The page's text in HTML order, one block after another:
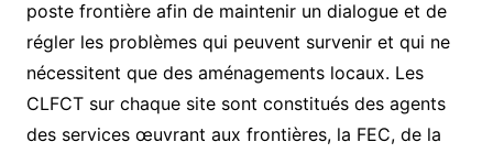
poste frontière afin de maintenir un dialogue et de
régler les problèmes qui peuvent survenir et qui ne
nécessitent que des aménagements locaux. Les
CLFCT sur chaque site sont constitués des agents
des services œuvrant aux frontières, la FEC, de la